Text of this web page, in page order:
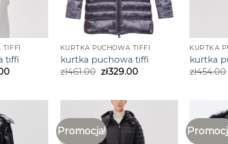
TIFFI
tiffi
KURTKA PUCHOWA TIFFI
kurtka puchowa tiffi
zł461.00 zł329.00
KURTKA
kurtka
zł454.00
Promocja!